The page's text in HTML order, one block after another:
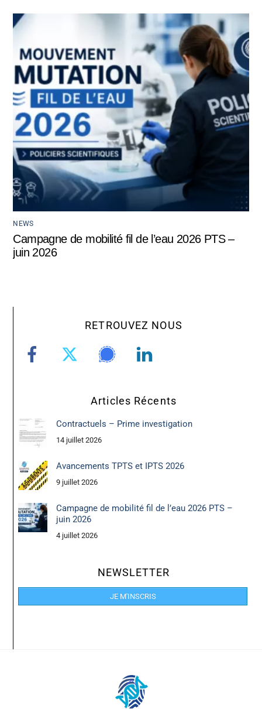
NEWS
Campagne de mobilité fil de l’eau 2026 PTS –
juin 2026
RETROUVEZ NOUS
Articles Récents
Contractuels – Prime investigation
14 juillet 2026
Avancements TPTS et IPTS 2026
9 juillet 2026
Campagne de mobilité fil de l’eau 2026 PTS –
juin 2026
4 juillet 2026
NEWSLETTER
JE M'INSCRIS
Back
To